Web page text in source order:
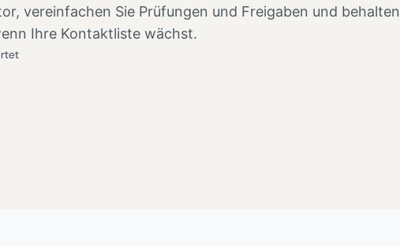
vereinfachen Sie Prüfungen und Freigaben und behalten
Ihre Kontaktliste wächst.